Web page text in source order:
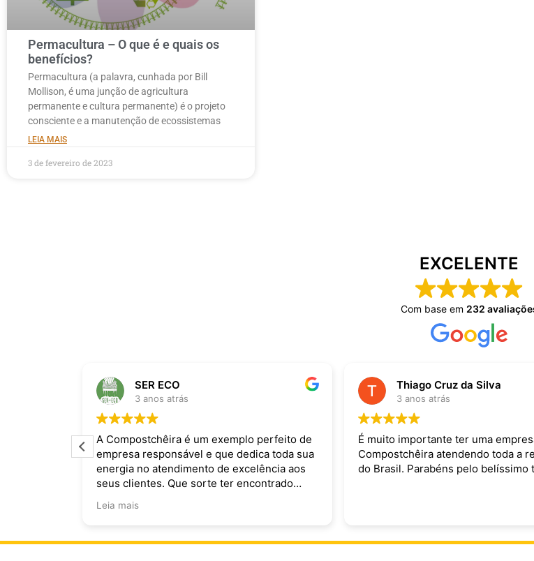
Permacultura – O que é e quais os
benefícios?
Permacultura (a palavra, cunhada por Bill
Mollison, é uma junção de agricultura
permanente e cultura permanente) é o projeto
consciente e a manutenção de ecossistemas
LEIA MAIS
3 de fevereiro de 2023
EXCELENTE
Com base em 232
SER ECO
3 anos atrás
A Compostchêira é um exemplo perfeito de
empresa responsável e que dedica toda sua
energia no atendimento de excelência aos
seus clientes. Que sorte ter encontrado
Leia mais
Thiago Cruz da Silva
3 anos atrás
É muito importante ter uma
Compostchêira atendendo toda a
do Brasil. Parabéns pelo belíssimo